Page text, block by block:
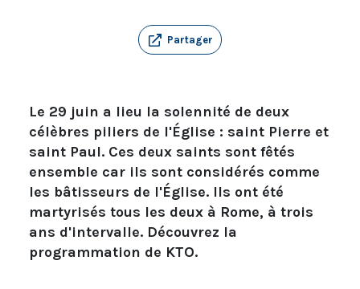
Partager
Le 29 juin a lieu la solennité de deux
célèbres piliers de l'Église : saint Pierre et
saint Paul. Ces deux saints sont fêtés
ensemble car ils sont considérés comme
les bâtisseurs de l'Église. Ils ont été
martyrisés tous les deux à Rome, à trois
ans d'intervalle. Découvrez la
programmation de KTO.